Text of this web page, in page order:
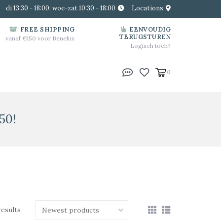
di 13:30 - 18:00; woe-zat 10:30 - 18:00 Locations
FREE SHIPPING
vanaf €150 voor Benelux
EENVOUDIG
TERUGSTUREN
Logisch toch?
0